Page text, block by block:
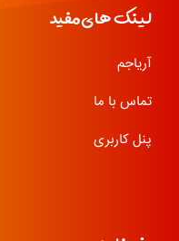
لینک های مفید
آریاجم
تماس با ما
پنل کاربری